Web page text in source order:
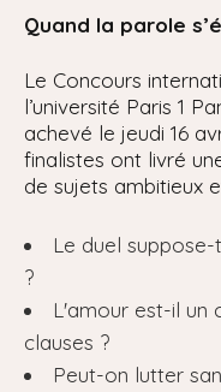
Quand la parole
Le Concours
l’université Paris 1
achevé le jeudi 16
finalistes ont livré
de sujets ambitieux
Le duel
?
L'amour est-il un
clauses ?
Peut-on lutter